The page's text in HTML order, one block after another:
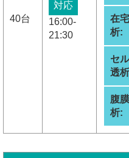
40台
対応
16:00-
21:30
在
析:
セ
透
腹
析: